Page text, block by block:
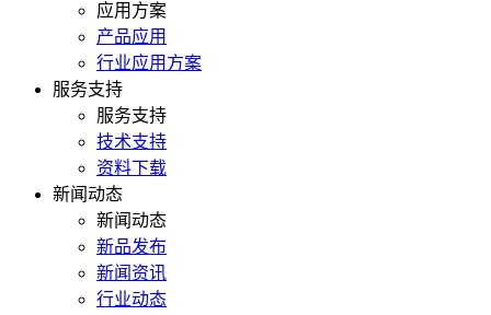
应用方案
产品应用
行业应用方案
服务支持
服务支持
技术支持
资料下载
新闻动态
新闻动态
新品发布
新闻资讯
行业动态